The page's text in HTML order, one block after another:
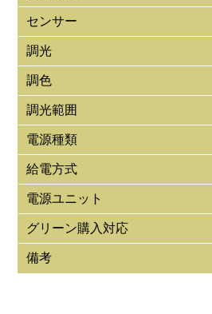
センサー
調光
調色
調光範囲
電源種類
給電方式
電源ユニット
グリーン購入対応
備考